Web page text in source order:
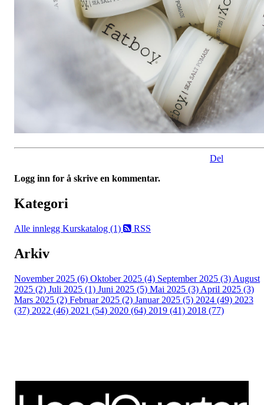
Del
Logg inn for å skrive en kommentar.
Kategori
Alle innlegg Kurskatalog (1) RSS
Arkiv
November 2025 (6) Oktober 2025 (4) September 2025 (3) August
2025 (2) Juli 2025 (1) Juni 2025 (5) Mai 2025 (3) April 2025 (3)
Mars 2025 (2) Februar 2025 (2) Januar 2025 (5) 2024 (49) 2023
(37) 2022 (46) 2021 (54) 2020 (64) 2019 (41) 2018 (77)